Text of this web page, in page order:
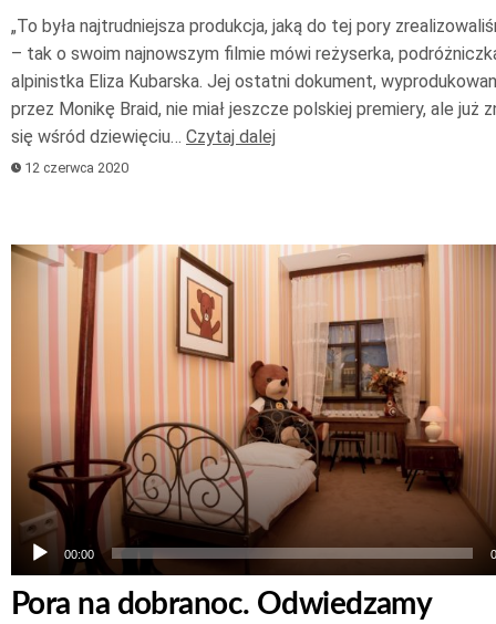
„To była najtrudniejsza produkcja, jaką do tej pory
– tak o swoim najnowszym filmie mówi reżyserka,
alpinistka Eliza Kubarska. Jej ostatni dokument,
przez Monikę Braid, nie miał jeszcze polskiej premiery, ale już
się wśród dziewięciu… Czytaj dalej
12 czerwca 2020
Odtwarzacz
dźwiękowych
00:00
Pora na dobranoc. Odwiedzamy